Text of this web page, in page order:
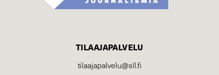
TILAAJAPALVELU
tilaajapalvelu@sll.fi